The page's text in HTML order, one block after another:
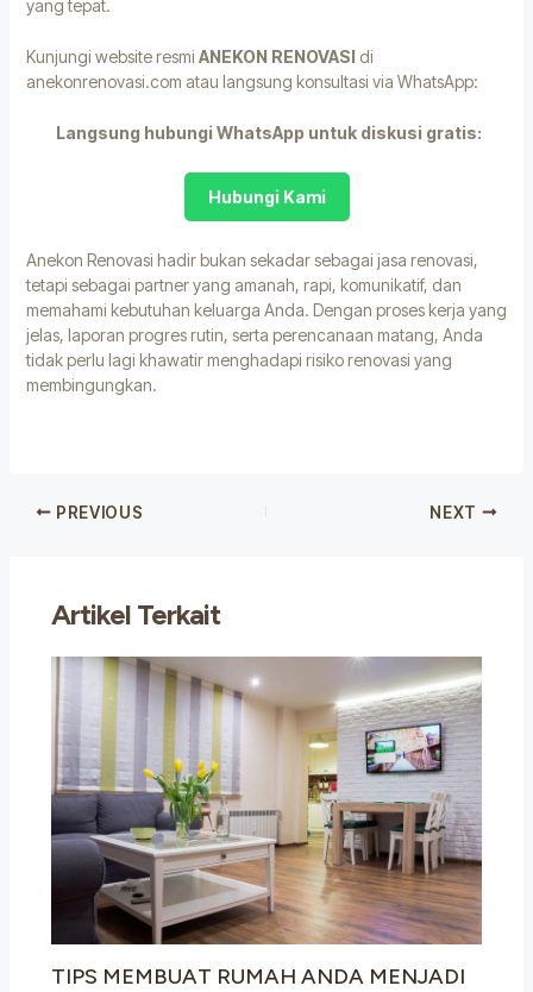
yang tepat.
Kunjungi website resmi ANEKON RENOVASI di
anekonrenovasi.com atau langsung konsultasi via WhatsApp:
Langsung hubungi WhatsApp untuk diskusi gratis:
Hubungi Kami
Anekon Renovasi hadir bukan sekadar sebagai jasa renovasi,
tetapi sebagai partner yang amanah, rapi, komunikatif, dan
memahami kebutuhan keluarga Anda. Dengan proses kerja yang
jelas, laporan progres rutin, serta perencanaan matang, Anda
tidak perlu lagi khawatir menghadapi risiko renovasi yang
membingungkan.
PREVIOUS NEXT
Artikel Terkait
TIPS MEMBUAT RUMAH ANDA MENJADI